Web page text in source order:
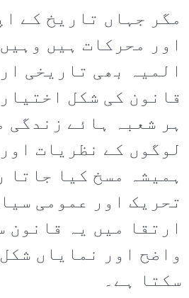
مگر جہاں تاریخ کے
اور محرکات ہیں
المیہ بھی تاریخی
قانون کی شکل
ہر شعبہ ہائے زندگی
لوگوں کے نظریات
ہمیشہ مسخ کیا جاتا
تحریک اور عمومی
ارتقا میں یہ قانون
واضح اور نمایاں
سکتا ہے۔